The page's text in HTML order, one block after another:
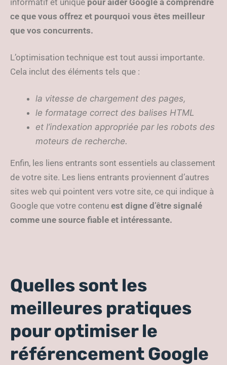
informatif et unique pour aider Google à comprendre
ce que vous offrez et pourquoi vous êtes meilleur
que vos concurrents.
L’optimisation technique est tout aussi importante.
Cela inclut des éléments tels que :
la vitesse de chargement des pages,
le formatage correct des balises HTML
et l’indexation appropriée par les robots des
moteurs de recherche.
Enfin, les liens entrants sont essentiels au classement
de votre site. Les liens entrants proviennent d’autres
sites web qui pointent vers votre site, ce qui indique à
Google que votre contenu est digne d’être signalé
comme une source fiable et intéressante.
Quelles sont les
meilleures pratiques
pour optimiser le
référencement Google